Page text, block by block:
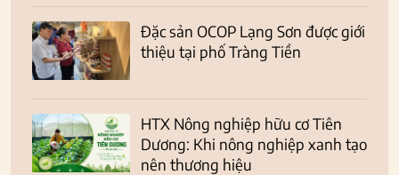
Đặc sản OCOP Lạng Sơn được giới
thiệu tại phố Tràng Tiền
HTX Nông nghiệp hữu cơ Tiên
Dương: Khi nông nghiệp xanh tạo
nên thương hiệu